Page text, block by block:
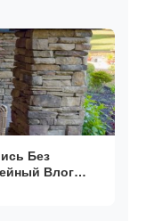
Без
Влог